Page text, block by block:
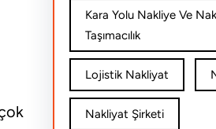
Kara Yolu Nakliye Ve
Taşımacılık
Lojistik Nakliyat
Nakliyat Şirketi